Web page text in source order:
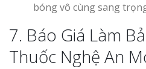
bóng vô cùng sang
7. Báo Giá Làm
Thuốc Nghệ An